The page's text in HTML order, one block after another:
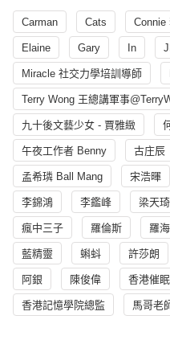
Carman Cats Connie
Elaine Gary In
Miracle 社交力學培訓導師
Terry Wong 王總講軍事
九十後文藝少女 - 賈雅緻
午夜工作者 Benny 古庄辰
孟希璘 Ball Mang 宋浩暉
李錦鴻 李鑑峰 梁天琦
瘋中三子 羅倫斯 羅
藍精靈 蝌蚪 許莎朗
阿銀 陳俊偉 香港催
香港記憶學院總監 馬哥老